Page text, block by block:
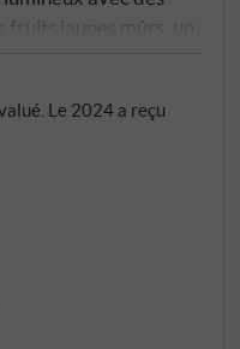
jaunes mûrs, un
et un soupçon de
bien intégrée, une
de citron vert et
de bouche.
la fraîcheur
de
se marie
poisson grillé ou les
Le 2024 a reçu